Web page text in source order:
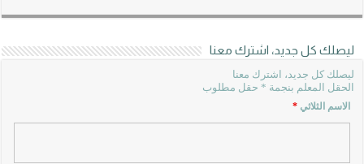
ليصلك كل جديد، اشترك معنا
ليصلك كل جديد، اشترك معنا
الحقل المعلم بنجمة * حقل مطلوب
الاسم الثلاثي*